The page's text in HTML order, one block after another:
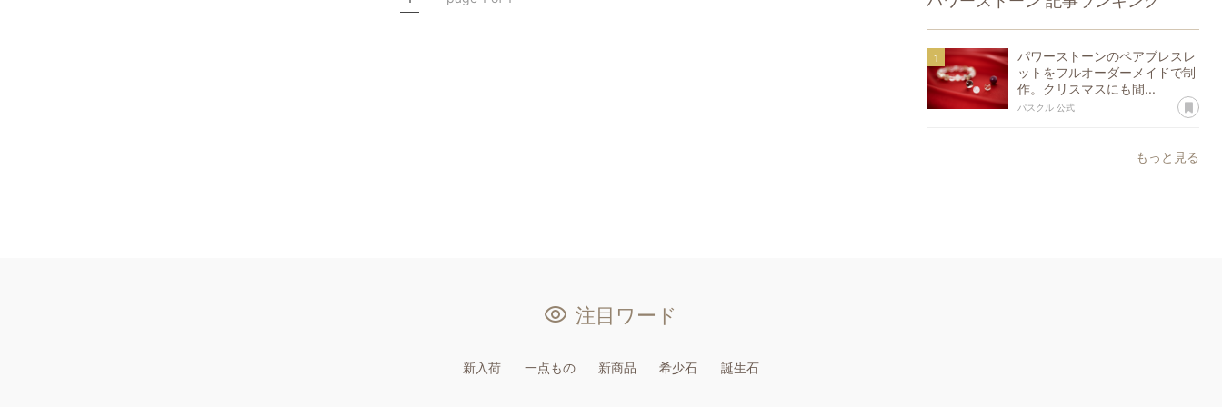
パワーストーンのペアブレスレ
ットをフルオーダーメイドで制
作。クリスマスにも間...
パスクル 公式 あ
もっと見る
注目ワード
新入荷 一点もの 新商品 希少石 誕生石